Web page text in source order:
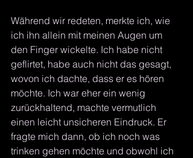
Während wir redeten, merkte ich, wie
ich ihn allein mit meinen Augen um
den Finger wickelte. Ich habe nicht
geflirtet, habe auch nicht das gesagt,
wovon ich dachte, dass er es hören
möchte. Ich war eher ein wenig
zurückhaltend, machte vermutlich
einen leicht unsicheren Eindruck. Er
fragte mich dann, ob ich noch was
trinken gehen möchte und obwohl ich